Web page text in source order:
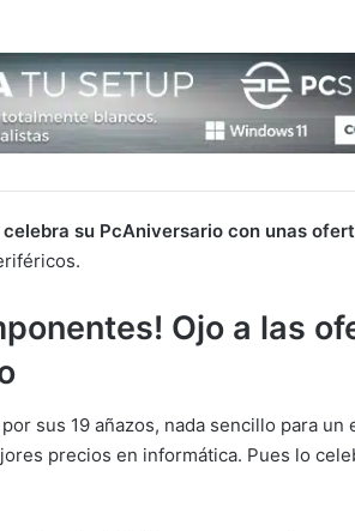
su PcAniversario con unas
Ojo a las
sus 19 añazos, nada sencillo para un
precios en informática. Pues lo